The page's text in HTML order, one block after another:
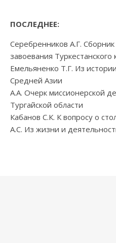
ПОСЛЕДНЕЕ:
Серебренников А.Г.
завоевания Туркестанского
Емельяненко Т.Г. Из
Средней Азии
А.А. Очерк миссионерской
Тургайской области
Кабанов С.К. К вопросу о
А.С. Из жизни и